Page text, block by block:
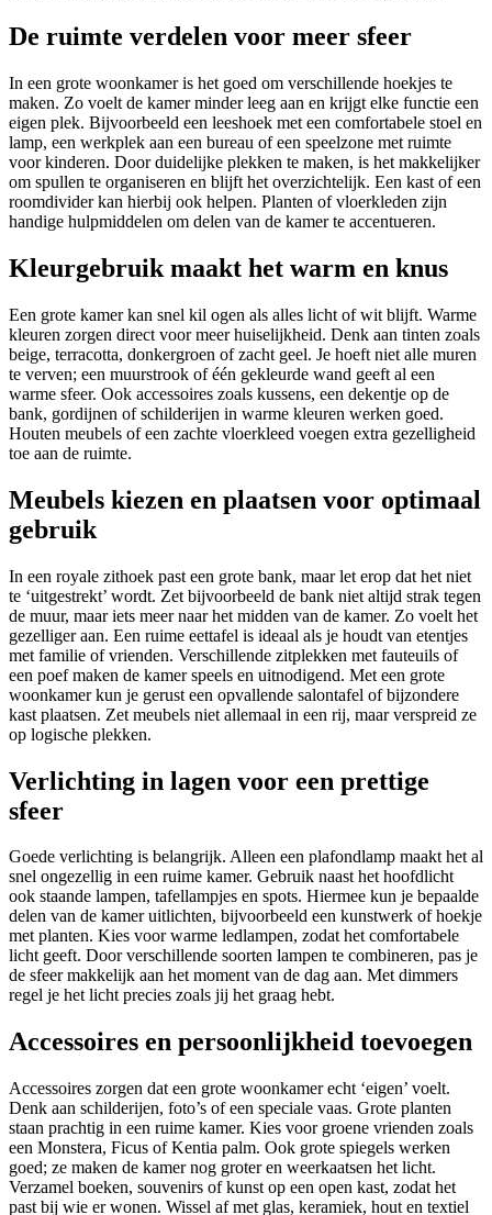
De ruimte verdelen voor meer sfeer
In een grote woonkamer is het goed om verschillende hoekjes te
maken. Zo voelt de kamer minder leeg aan en krijgt elke functie een
eigen plek. Bijvoorbeeld een leeshoek met een comfortabele stoel en
lamp, een werkplek aan een bureau of een speelzone met ruimte
voor kinderen. Door duidelijke plekken te maken, is het makkelijker
om spullen te organiseren en blijft het overzichtelijk. Een kast of een
roomdivider kan hierbij ook helpen. Planten of vloerkleden zijn
handige hulpmiddelen om delen van de kamer te accentueren.
Kleurgebruik maakt het warm en knus
Een grote kamer kan snel kil ogen als alles licht of wit blijft. Warme
kleuren zorgen direct voor meer huiselijkheid. Denk aan tinten zoals
beige, terracotta, donkergroen of zacht geel. Je hoeft niet alle muren
te verven; een muurstrook of één gekleurde wand geeft al een
warme sfeer. Ook accessoires zoals kussens, een dekentje op de
bank, gordijnen of schilderijen in warme kleuren werken goed.
Houten meubels of een zachte vloerkleed voegen extra gezelligheid
toe aan de ruimte.
Meubels kiezen en plaatsen voor optimaal
gebruik
In een royale zithoek past een grote bank, maar let erop dat het niet
te ‘uitgestrekt’ wordt. Zet bijvoorbeeld de bank niet altijd strak tegen
de muur, maar iets meer naar het midden van de kamer. Zo voelt het
gezelliger aan. Een ruime eettafel is ideaal als je houdt van etentjes
met familie of vrienden. Verschillende zitplekken met fauteuils of
een poef maken de kamer speels en uitnodigend. Met een grote
woonkamer kun je gerust een opvallende salontafel of bijzondere
kast plaatsen. Zet meubels niet allemaal in een rij, maar verspreid ze
op logische plekken.
Verlichting in lagen voor een prettige
sfeer
Goede verlichting is belangrijk. Alleen een plafondlamp maakt het al
snel ongezellig in een ruime kamer. Gebruik naast het hoofdlicht
ook staande lampen, tafellampjes en spots. Hiermee kun je bepaalde
delen van de kamer uitlichten, bijvoorbeeld een kunstwerk of hoekje
met planten. Kies voor warme ledlampen, zodat het comfortabele
licht geeft. Door verschillende soorten lampen te combineren, pas je
de sfeer makkelijk aan het moment van de dag aan. Met dimmers
regel je het licht precies zoals jij het graag hebt.
Accessoires en persoonlijkheid toevoegen
Accessoires zorgen dat een grote woonkamer echt ‘eigen’ voelt.
Denk aan schilderijen, foto’s of een speciale vaas. Grote planten
staan prachtig in een ruime kamer. Kies voor groene vrienden zoals
een Monstera, Ficus of Kentia palm. Ook grote spiegels werken
goed; ze maken de kamer nog groter en weerkaatsen het licht.
Verzamel boeken, souvenirs of kunst op een open kast, zodat het
past bij wie er wonen. Wissel af met glas, keramiek, hout en textiel